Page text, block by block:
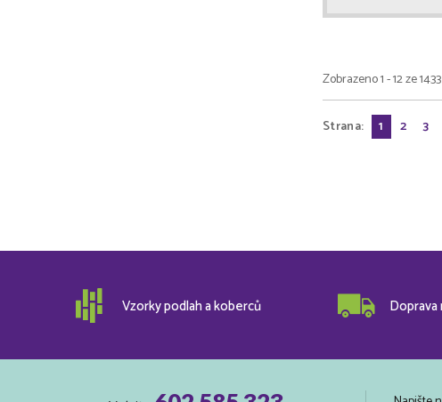
Zobrazeno 1 - 12 ze
Strana: 1 2 3
Vzorky podlah a koberců